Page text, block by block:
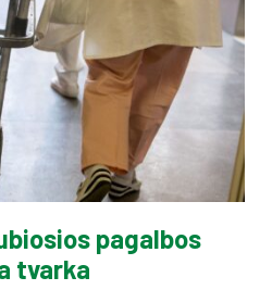
pagalbos
tvarka